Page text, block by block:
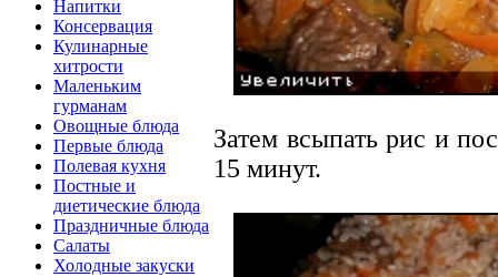
Напитки
Консервация
Кулинарные
хитрости
Маленьким
гурманам
Овощные блюда
Первые блюда
Полевая кухня
Постные и
диетические блюда
Праздничные блюда
Салаты
Холодные закуски
Затем всыпать рис и
15 минут.